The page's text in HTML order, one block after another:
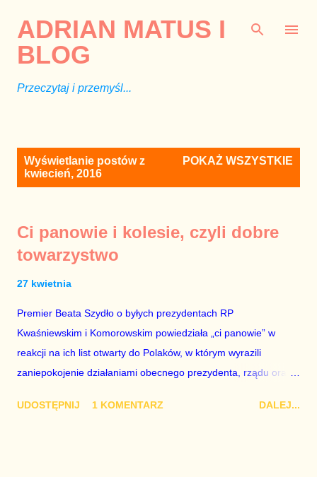
ADRIAN MATUS I
BLOG
Przeczytaj i przemyśl...
Wyświetlanie postów z
kwiecień, 2016
POKAŻ WSZYSTKIE
Ci panowie i kolesie, czyli dobre
towarzystwo
27 kwietnia
Premier Beata Szydło o byłych prezydentach RP
Kwaśniewskim i Komorowskim powiedziała „ci panowie” w
reakcji na ich list otwarty do Polaków, w którym wyrazili
zaniepokojenie działaniami obecnego prezydenta, rządu oraz
niemającym nic wspólnego z demokratycznym państwem
UDOSTĘPNIJ 1 KOMENTARZ DALEJ...